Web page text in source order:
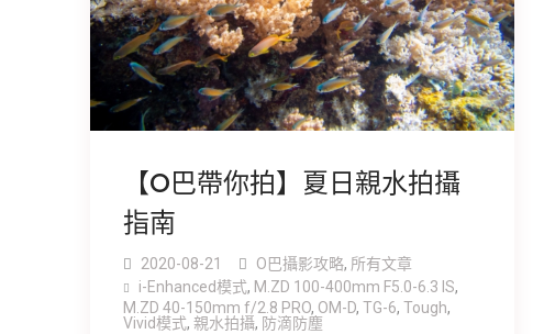
【O巴帶你拍】夏日親水拍攝
指南
2020-08-21 O巴攝影攻略, 所有文章
i-Enhanced模式, M.ZD 100-400mm F5.0-6.3 IS,
M.ZD 40-150mm f/2.8 PRO, OM-D, TG-6, Tough,
Vivid模式, 親水拍攝, 防滴防塵